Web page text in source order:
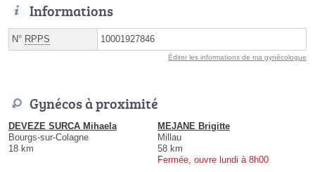
Informations
N° RPPS 10001927846
Éditer les informations de ma gynécologue
Gynécos à proximité
DEVEZE SURCA Mihaela
Bourgs-sur-Colagne
18 km
MEJANE Brigitte
Millau
58 km
Fermée, ouvre lundi à 8h00